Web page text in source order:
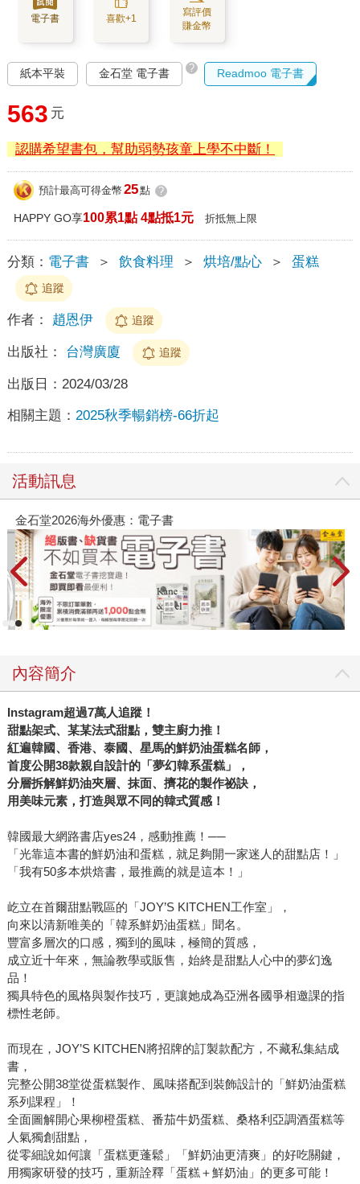
電子書 喜歡+1
寫評價
賺金幣
紙本平裝 金石堂 電子書 ? Readmoo 電子書
563 元
認購希望書包，幫助弱勢孩童上學不中斷！
預計最高可得金幣 25點 ?
HAPPY GO享100累1點 4點抵1元 折抵無上限
分類： 電子書 ＞ 飲食料理 ＞ 烘培/點心 ＞ 蛋糕
追蹤
作者： 趙恩伊 追蹤
出版社： 台灣廣廈 追蹤
出版日： 2024/03/28
相關主題： 2025秋季暢銷榜-66折起
活動訊息
金石堂2026海外優惠：電子書
內容簡介
Instagram超過7萬人追蹤！
甜點架式、某某法式甜點，雙主廚力推！
紅遍韓國、香港、泰國、星馬的鮮奶油蛋糕名師，
首度公開38款親自設計的「夢幻韓系蛋糕」，
分層拆解鮮奶油夾層、抹面、擠花的製作祕訣，
用美味元素，打造與眾不同的韓式質感！
韓國最大網路書店yes24，感動推薦！──
「光靠這本書的鮮奶油和蛋糕，就足夠開一家迷人的甜點店！」
「我有50多本烘焙書，最推薦的就是這本！」
屹立在首爾甜點戰區的「JOY’S KITCHEN工作室」，
向來以清新唯美的「韓系鮮奶油蛋糕」聞名。
豐富多層次的口感，獨到的風味，極簡的質感，
成立近十年來，無論教學或販售，始終是甜點人心中的夢幻逸
品！
獨具特色的風格與製作技巧，更讓她成為亞洲各國爭相邀課的指
標性老師。
而現在，JOY’S KITCHEN將招牌的訂製款配方，不藏私集結成
書，
完整公開38堂從蛋糕製作、風味搭配到裝飾設計的「鮮奶油蛋糕
系列課程」！
全面圖解開心果柳橙蛋糕、番茄牛奶蛋糕、桑格利亞調酒蛋糕等
人氣獨創甜點，
從零細說如何讓「蛋糕更蓬鬆」「鮮奶油更清爽」的好吃關鍵，
用獨家研發的技巧，重新詮釋「蛋糕＋鮮奶油」的更多可能！